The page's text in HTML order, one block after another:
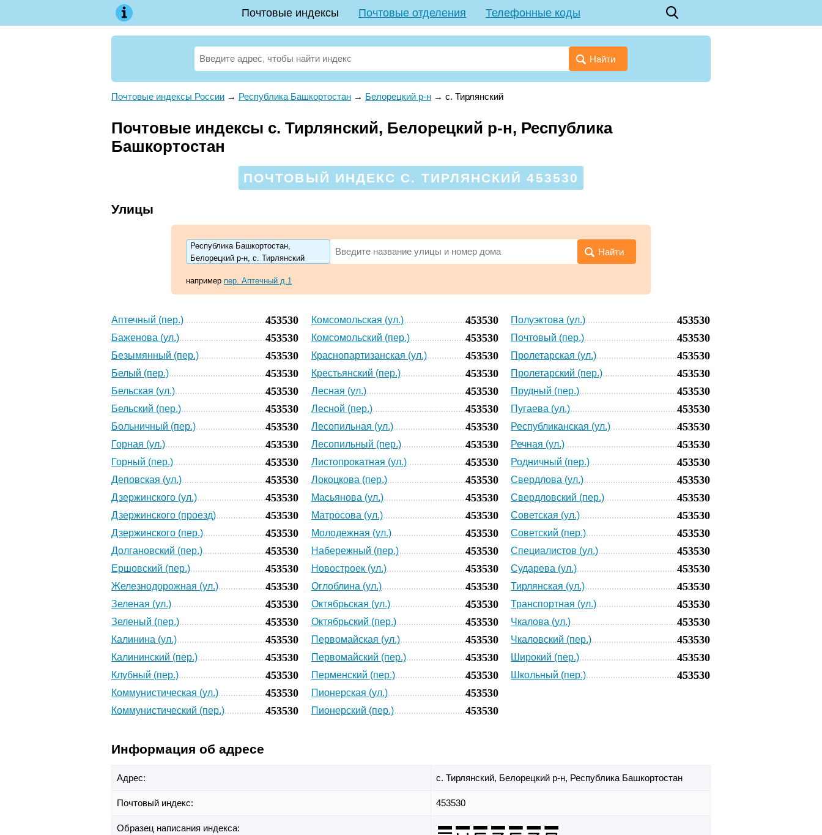
Почтовые индексы Почтовые отделения Телефонные коды
Найти
Почтовые индексы России → Республика Башкортостан → Белорецкий р-н → с. Тирлянский
Почтовые индексы с. Тирлянский, Белорецкий р-н, Республика
Башкортостан
ПОЧТОВЫЙ ИНДЕКС С. ТИРЛЯНСКИЙ 453530
Улицы
Республика Башкортостан,
Белорецкий р-н, с. Тирлянский
Найти
например пер. Аптечный д.1
Аптечный (пер.) 453530
Баженова (ул.) 453530
Безымянный (пер.) 453530
Белый (пер.) 453530
Бельская (ул.) 453530
Бельский (пер.) 453530
Больничный (пер.) 453530
Горная (ул.) 453530
Горный (пер.) 453530
Деповская (ул.) 453530
Дзержинского (ул.) 453530
Дзержинского (проезд) 453530
Дзержинского (пер.) 453530
Долгановский (пер.) 453530
Ершовский (пер.) 453530
Железнодорожная (ул.) 453530
Зеленая (ул.) 453530
Зеленый (пер.) 453530
Калинина (ул.) 453530
Калининский (пер.) 453530
Клубный (пер.) 453530
Коммунистическая (ул.) 453530
Коммунистический (пер.) 453530
Комсомольская (ул.) 453530
Комсомольский (пер.) 453530
Краснопартизанская (ул.) 453530
Крестьянский (пер.) 453530
Лесная (ул.) 453530
Лесной (пер.) 453530
Лесопильная (ул.) 453530
Лесопильный (пер.) 453530
Листопрокатная (ул.) 453530
Локоцкова (пер.) 453530
Масьянова (ул.) 453530
Матросова (ул.) 453530
Молодежная (ул.) 453530
Набережный (пер.) 453530
Новостроек (ул.) 453530
Оглоблина (ул.) 453530
Октябрьская (ул.) 453530
Октябрьский (пер.) 453530
Первомайская (ул.) 453530
Первомайский (пер.) 453530
Перменский (пер.) 453530
Пионерская (ул.) 453530
Пионерский (пер.) 453530
Полуэктова (ул.) 453530
Почтовый (пер.) 453530
Пролетарская (ул.) 453530
Пролетарский (пер.) 453530
Прудный (пер.) 453530
Пугаева (ул.) 453530
Республиканская (ул.) 453530
Речная (ул.) 453530
Родничный (пер.) 453530
Свердлова (ул.) 453530
Свердловский (пер.) 453530
Советская (ул.) 453530
Советский (пер.) 453530
Специалистов (ул.) 453530
Сударева (ул.) 453530
Тирлянская (ул.) 453530
Транспортная (ул.) 453530
Чкалова (ул.) 453530
Чкаловский (пер.) 453530
Широкий (пер.) 453530
Школьный (пер.) 453530
Информация об адресе
Адрес: с. Тирлянский, Белорецкий р-н, Республика Башкортостан
Почтовый индекс: 453530
Образец написания индекса: